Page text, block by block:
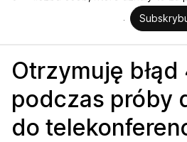
Otrzymuję
podczas próby
do